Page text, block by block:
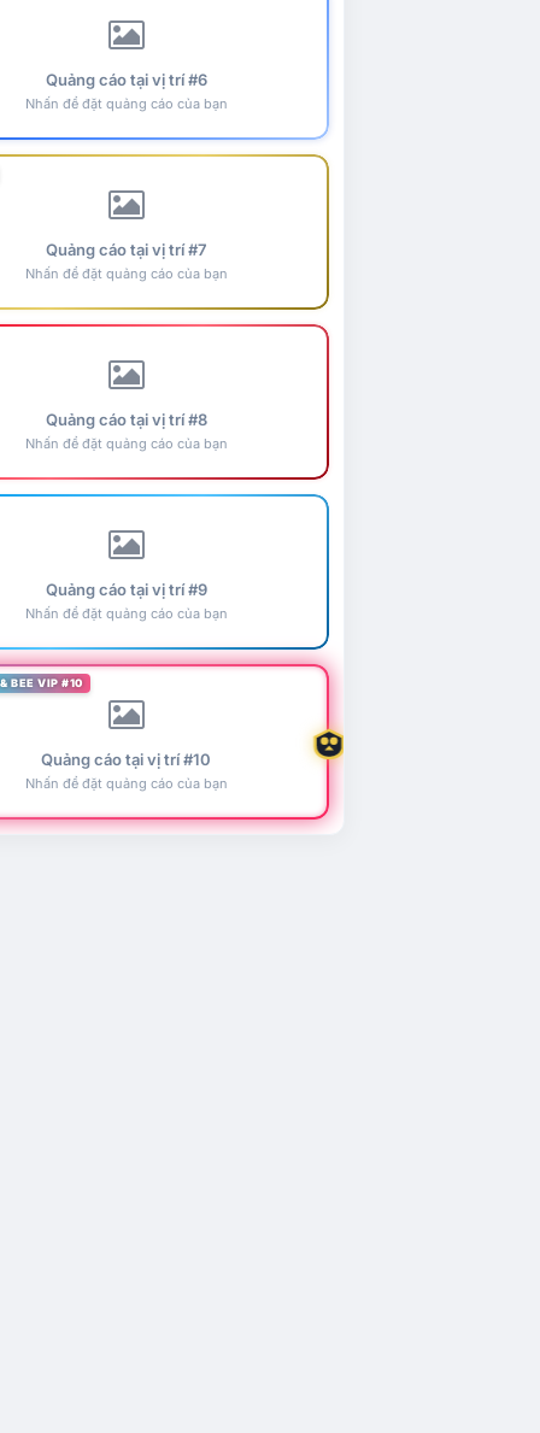
Quảng cáo tại vị trí #6
Nhấn để đặt quảng cáo của bạn
Quảng cáo tại vị trí #7
Nhấn để đặt quảng cáo của bạn
Quảng cáo tại vị trí #8
Nhấn để đặt quảng cáo của bạn
Quảng cáo tại vị trí #9
Nhấn để đặt quảng cáo của bạn
BEE VIP #10
Quảng cáo tại vị trí #10
Nhấn để đặt quảng cáo của bạn